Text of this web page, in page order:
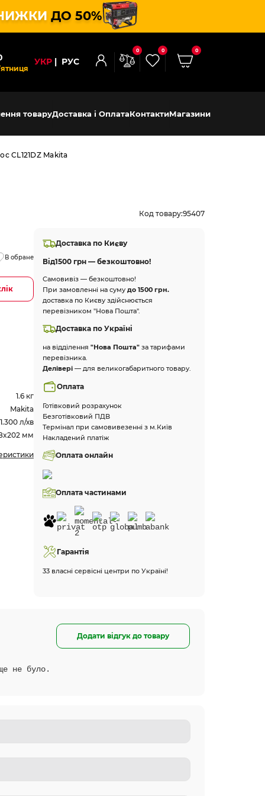
ДО 50%
УКР РУС
0 0 0
товаруДоставка і ОплатаКонтактиМагазини
CL121DZ Makita
Код товару:95407
В обране
1.6 кг
Makita
1.300 л/хв
мм
Доставка по Києву
Від1500 грн — безкоштовно!
Самовивіз — безкоштовно!
При замовленні на суму до 1500 грн.
доставка по Києву здійснюється
перевізником "Нова Пошта".
Доставка по Україні
на відділення "Нова Пошта" за тарифами
перевізника.
Делівері— для великогабаритного товару.
Оплата
Готівковий розрахунок
Безготівковий ПДВ
Термінал при самовивезенні з м.Київ
Накладений платіж
Оплата онлайн
Оплата частинами
Гарантія
33 власні сервісні центри по Україні!
Додати відгук до товару
не було.